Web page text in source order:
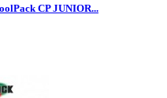
CP JUNIOR...